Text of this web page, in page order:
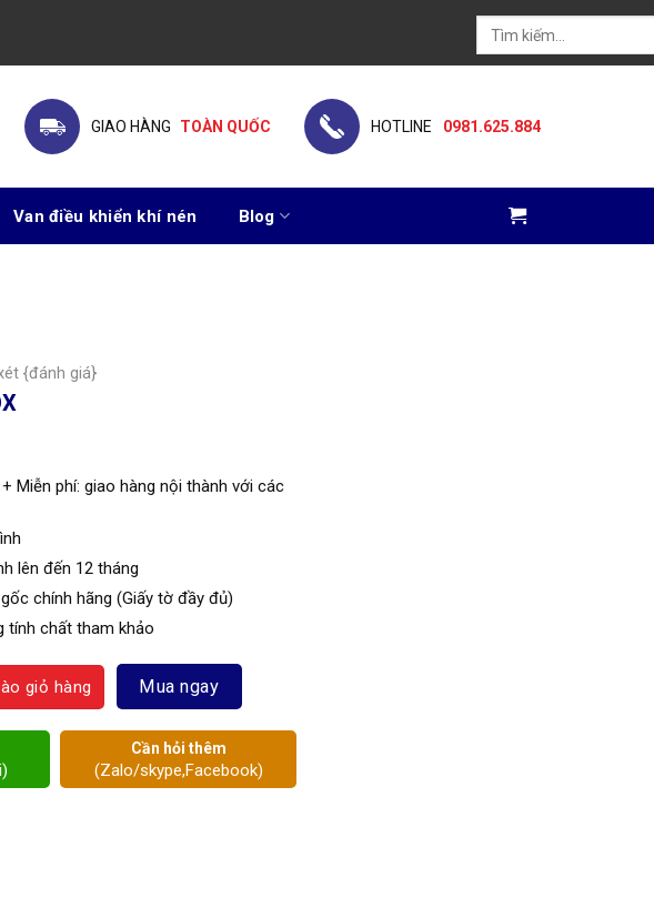
Tìm
kiếm:
GIAO HÀNG TOÀN QUỐC HOTLINE 0981.625.884
Van điều khiển khí nén Blog
{đánh giá}
Miễn phí: giao hàng nội thành với các
lên đến 12 tháng
chính hãng (Giấy tờ đầy đủ)
tính chất tham khảo
giỏ hàng Mua ngay
Cần hỏi thêm
(Zalo/skype,Facebook)